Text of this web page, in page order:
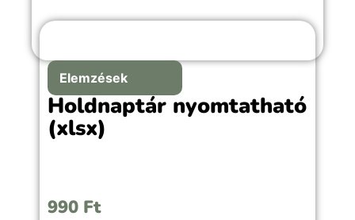
Elemzések
Holdnaptár nyomtatható
(xlsx)
990 Ft